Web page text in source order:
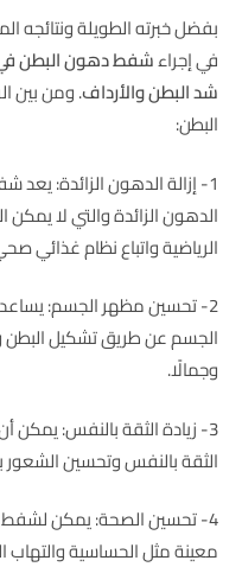
بفضل خبرته الطويلة ونتائجه
في إجراءشفط دهون البطن
شد البطن والأرداف. ومن بين
البطن:
1- إزالة الدهون الزائدة:
الدهون الزائدة والتي لا
الرياضية واتباع نظام غذائي
2- تحسين مظهر الجسم: يساعد
الجسم عن طريق تشكيل البطن
وجمالًا.
3- زيادة الثقة بالنفس:
الثقة بالنفس وتحسين الشعور
4- تحسين الصحة: يمكن
معينة مثل الحساسية